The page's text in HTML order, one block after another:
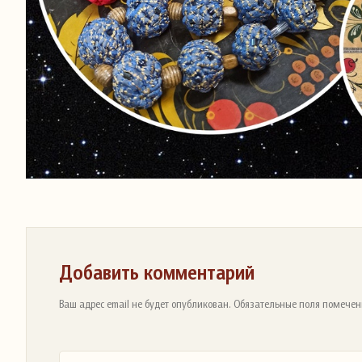
Добавить комментарий
Ваш адрес email не будет опубликован. Обязательные поля